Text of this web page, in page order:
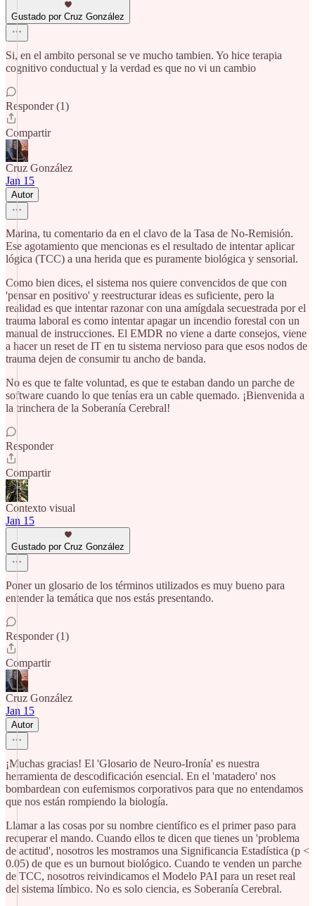
Gustado por Cruz González
Si, en el ambito personal se ve mucho tambien. Yo hice terapia
cognitivo conductual y la verdad es que no vi un cambio
Responder (1)
Compartir
Cruz González
Jan 15
Autor
Marina, tu comentario da en el clavo de la Tasa de No-Remisión.
Ese agotamiento que mencionas es el resultado de intentar aplicar
lógica (TCC) a una herida que es puramente biológica y sensorial.
Como bien dices, el sistema nos quiere convencidos de que con
'pensar en positivo' y reestructurar ideas es suficiente, pero la
realidad es que intentar razonar con una amígdala secuestrada por el
trauma laboral es como intentar apagar un incendio forestal con un
manual de instrucciones. El EMDR no viene a darte consejos, viene
a hacer un reset de IT en tu sistema nervioso para que esos nodos de
trauma dejen de consumir tu ancho de banda.
No es que te falte voluntad, es que te estaban dando un parche de
software cuando lo que tenías era un cable quemado. ¡Bienvenida a
la trinchera de la Soberanía Cerebral!
Responder
Compartir
Contexto visual
Jan 15
Gustado por Cruz González
Poner un glosario de los términos utilizados es muy bueno para
entender la temática que nos estás presentando.
Responder (1)
Compartir
Cruz González
Jan 15
Autor
¡Muchas gracias! El 'Glosario de Neuro-Ironía' es nuestra
herramienta de descodificación esencial. En el 'matadero' nos
bombardean con eufemismos corporativos para que no entendamos
que nos están rompiendo la biología.
Llamar a las cosas por su nombre científico es el primer paso para
recuperar el mando. Cuando ellos te dicen que tienes un 'problema
de actitud', nosotros les mostramos una Significancia Estadística (p <
0.05) de que es un burnout biológico. Cuando te venden un parche
de TCC, nosotros reivindicamos el Modelo PAI para un reset real
del sistema límbico. No es solo ciencia, es Soberanía Cerebral.